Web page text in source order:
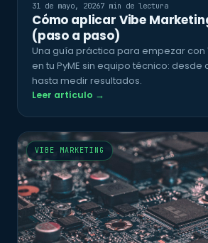
31 de mayo, 20267 min de lectura
Cómo aplicar Vibe
(paso a paso)
Una guía práctica para empezar con
en tu PyME sin equipo técnico: desde
hasta medir resultados.
Leer artículo →
VIBE MARKETING